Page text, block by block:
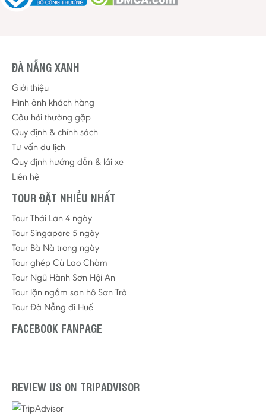
ĐÀ NẴNG XANH
Giới thiệu
Hình ảnh khách hàng
Câu hỏi thường gặp
Quy định & chính sách
Tư vấn du lịch
Quy định hướng dẫn & lái xe
Liên hệ
TOUR ĐẶT NHIỀU NHẤT
Tour Thái Lan 4 ngày
Tour Singapore 5 ngày
Tour Bà Nà trong ngày
Tour ghép Cù Lao Chàm
Tour Ngũ Hành Sơn Hội An
Tour lặn ngắm san hô Sơn Trà
Tour Đà Nẵng đi Huế
FACEBOOK FANPAGE
REVIEW US ON TRIPADVISOR